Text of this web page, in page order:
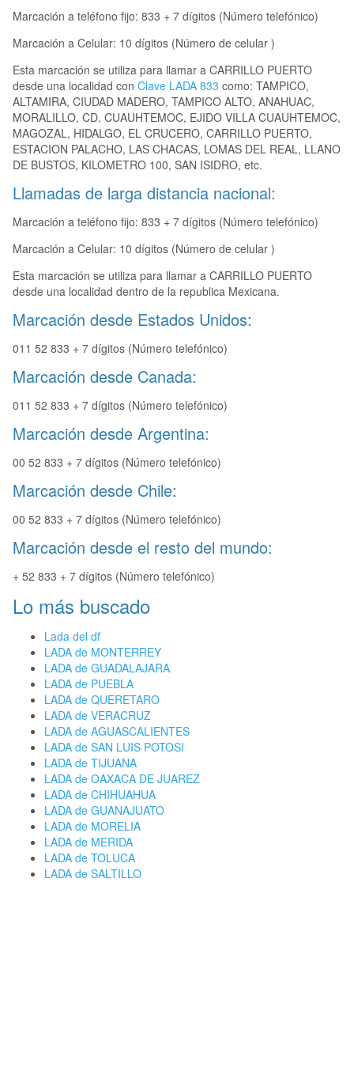
Marcación a teléfono fijo: 833 + 7 dígitos (Número telefónico)
Marcación a Celular: 10 dígitos (Número de celular )
Esta marcación se utiliza para llamar a CARRILLO PUERTO
desde una localidad con Clave LADA 833 como: TAMPICO,
ALTAMIRA, CIUDAD MADERO, TAMPICO ALTO, ANAHUAC,
MORALILLO, CD. CUAUHTEMOC, EJIDO VILLA CUAUHTEMOC,
MAGOZAL, HIDALGO, EL CRUCERO, CARRILLO PUERTO,
ESTACION PALACHO, LAS CHACAS, LOMAS DEL REAL, LLANO
DE BUSTOS, KILOMETRO 100, SAN ISIDRO, etc.
Llamadas de larga distancia nacional:
Marcación a teléfono fijo: 833 + 7 dígitos (Número telefónico)
Marcación a Celular: 10 dígitos (Número de celular )
Esta marcación se utiliza para llamar a CARRILLO PUERTO
desde una localidad dentro de la republica Mexicana.
Marcación desde Estados Unidos:
011 52 833 + 7 dígitos (Número telefónico)
Marcación desde Canada:
011 52 833 + 7 dígitos (Número telefónico)
Marcación desde Argentina:
00 52 833 + 7 dígitos (Número telefónico)
Marcación desde Chile:
00 52 833 + 7 dígitos (Número telefónico)
Marcación desde el resto del mundo:
+ 52 833 + 7 dígitos (Número telefónico)
Lo más buscado
Lada del df
LADA de MONTERREY
LADA de GUADALAJARA
LADA de PUEBLA
LADA de QUERETARO
LADA de VERACRUZ
LADA de AGUASCALIENTES
LADA de SAN LUIS POTOSI
LADA de TIJUANA
LADA de OAXACA DE JUAREZ
LADA de CHIHUAHUA
LADA de GUANAJUATO
LADA de MORELIA
LADA de MERIDA
LADA de TOLUCA
LADA de SALTILLO